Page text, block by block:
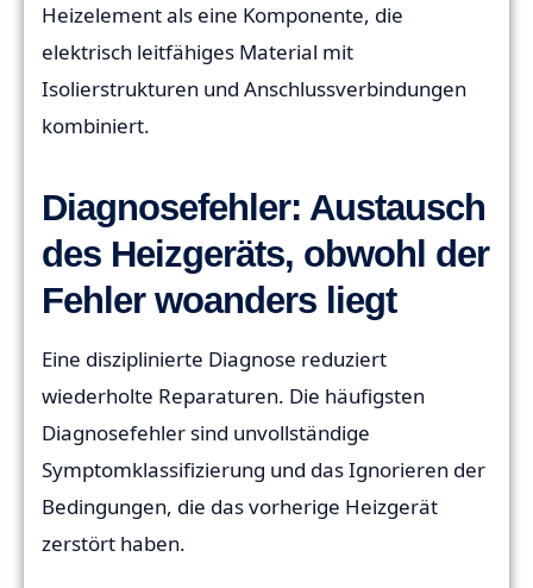
Heizelement als eine Komponente, die
elektrisch leitfähiges Material mit
Isolierstrukturen und Anschlussverbindungen
kombiniert.
Diagnosefehler: Austausch
des Heizgeräts, obwohl der
Fehler woanders liegt
Eine disziplinierte Diagnose reduziert
wiederholte Reparaturen. Die häufigsten
Diagnosefehler sind unvollständige
Symptomklassifizierung und das Ignorieren der
Bedingungen, die das vorherige Heizgerät
zerstört haben.